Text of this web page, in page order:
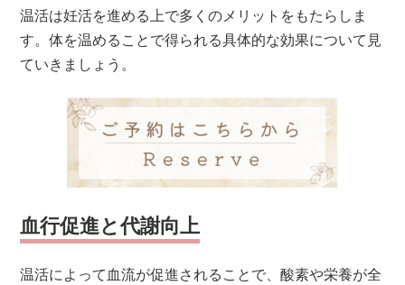
温活は妊活を進める上で多くのメリットをもたらしま
す。体を温めることで得られる具体的な効果について見
ていきましょう。
血行促進と代謝向上
温活によって血流が促進されることで、酸素や栄養が全